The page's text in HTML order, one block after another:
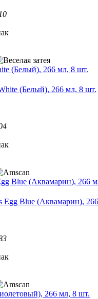
(Белый), 266 мл, 8 шт.
Blue (Аквамарин), 266
266 мл, 8 шт.